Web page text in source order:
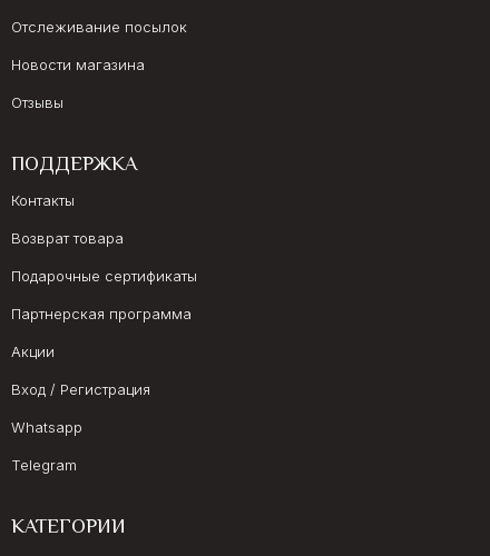
Отслеживание посылок
Новости магазина
Отзывы
ПОДДЕРЖКА
Контакты
Возврат товара
Подарочные сертификаты
Партнерская программа
Акции
Вход / Регистрация
Whatsapp
Telegram
КАТЕГОРИИ